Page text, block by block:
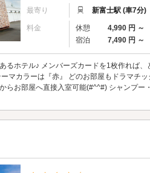
最寄り 新富士駅 (車7分)
料金 休憩 4,990 円 ～
宿泊
7,490 円 ～
るホテル♪ メンバーズカードを1枚作れば
マカラーは『赤』 どのお部屋もドラマチ
らお部屋へ直接入室可能(#^^#) シャンプー